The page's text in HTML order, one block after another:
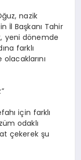
nazik
İl Başkanı Tahir
yeni dönemde
farklı
için farklı
odaklı
çekerek şu